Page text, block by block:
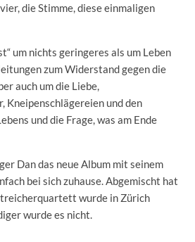
die Stimme, diese einmaligen
um nichts geringeres als um Leben
zum Widerstand gegen die
auch um die Liebe,
Kneipenschlägereien und den
und die Frage, was am Ende
Dan das neue Album mit seinem
bei sich zuhause. Abgemischt hat
wurde in Zürich
wurde es nicht.